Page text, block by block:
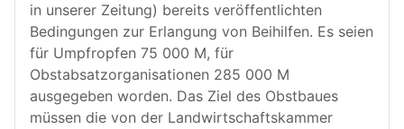
in unserer Zeitung) bereits veröffentlichten
Bedingungen zur Erlangung von Beihilfen. Es seien
für Umpfropfen 75 000 M, für
Obstabsatzorganisationen 285 000 M
ausgegeben worden. Das Ziel des Obstbaues
müssen die von der Landwirtschaftskammer